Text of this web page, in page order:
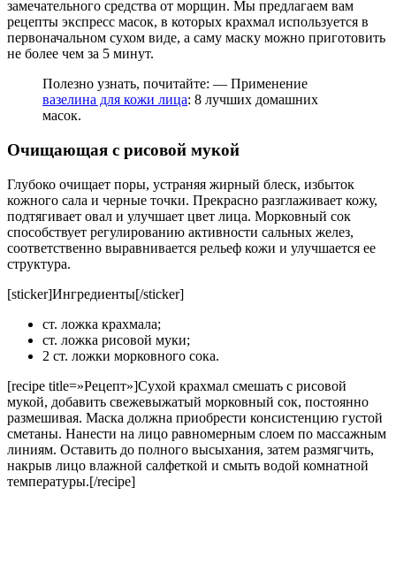
замечательного средства от морщин. Мы предлагаем вам
рецепты экспресс масок, в которых крахмал используется в
первоначальном сухом виде, а саму маску можно приготовить
не более чем за 5 минут.
Полезно узнать, почитайте: — Применение
вазелина для кожи лица: 8 лучших домашних
масок.
Очищающая с рисовой мукой
Глубоко очищает поры, устраняя жирный блеск, избыток
кожного сала и черные точки. Прекрасно разглаживает кожу,
подтягивает овал и улучшает цвет лица. Морковный сок
способствует регулированию активности сальных желез,
соответственно выравнивается рельеф кожи и улучшается ее
структура.
[sticker]Ингредиенты[/sticker]
ст. ложка крахмала;
ст. ложка рисовой муки;
2 ст. ложки морковного сока.
[recipe title=»Рецепт»]Сухой крахмал смешать с рисовой
мукой, добавить свежевыжатый морковный сок, постоянно
размешивая. Маска должна приобрести консистенцию густой
сметаны. Нанести на лицо равномерным слоем по массажным
линиям. Оставить до полного высыхания, затем размягчить,
накрыв лицо влажной салфеткой и смыть водой комнатной
температуры.[/recipe]